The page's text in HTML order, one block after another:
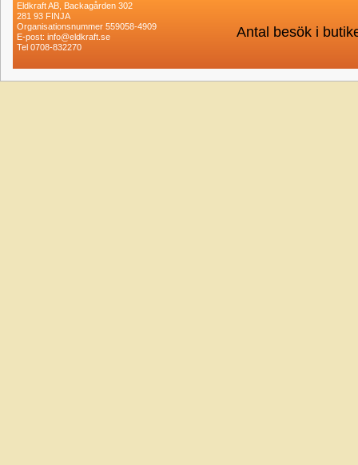
Eldkraft AB, Backagården 302
281 93 FINJA
Organisationsnummer 559058-4909
E-post: info@eldkraft.se
Tel 0708-832270
Antal besök i